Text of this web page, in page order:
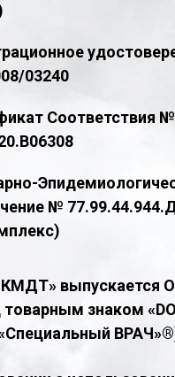
03240
Соответствия
№
выпускается
знаком